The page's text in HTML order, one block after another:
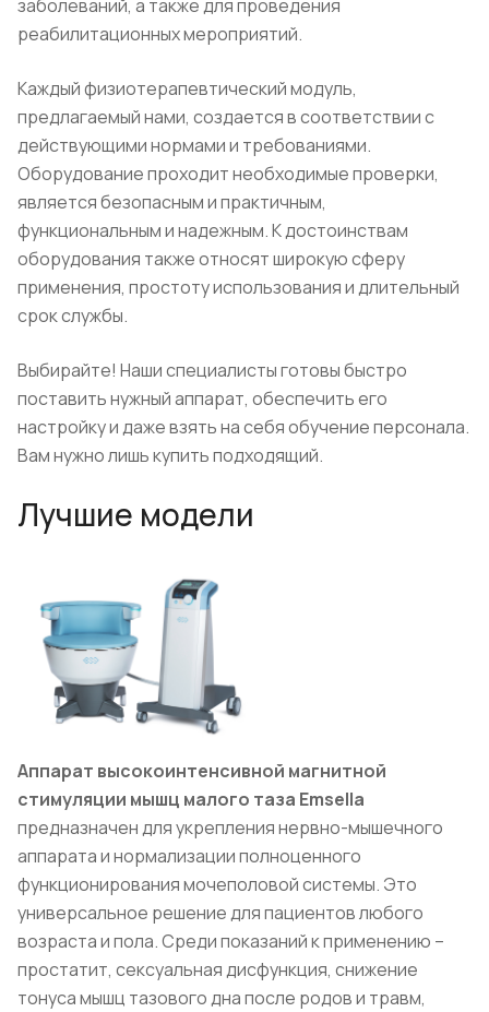
заболеваний, а также для проведения
реабилитационных мероприятий.
Каждый физиотерапевтический модуль,
предлагаемый нами, создается в соответствии с
действующими нормами и требованиями.
Оборудование проходит необходимые проверки,
является безопасным и практичным,
функциональным и надежным. К достоинствам
оборудования также относят широкую сферу
применения, простоту использования и длительный
срок службы.
Выбирайте! Наши специалисты готовы быстро
поставить нужный аппарат, обеспечить его
настройку и даже взять на себя обучение персонала.
Вам нужно лишь купить подходящий.
Лучшие модели
Аппарат высокоинтенсивной магнитной
стимуляции мышц малого таза Emsella
предназначен для укрепления нервно-мышечного
аппарата и нормализации полноценного
функционирования мочеполовой системы. Это
универсальное решение для пациентов любого
возраста и пола. Среди показаний к применению –
простатит, сексуальная дисфункция, снижение
тонуса мышц тазового дна после родов и травм,